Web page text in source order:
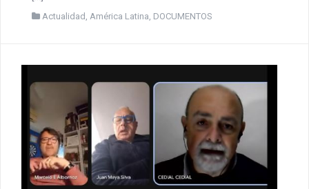
Académico Latinoamericano (CEDIAL) expresa su más
país, provocando pérdidas humanas, personas heridas y
Actualidad, América Latina DOCUMENTOS